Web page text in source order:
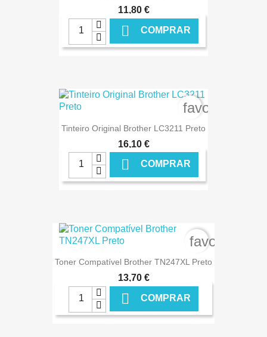
11,80 €
 COMPRAR
€ ONLINE
Tinteiro Original Brother LC3211 Preto
16,10 €
 COMPRAR
Toner Compatível Brother TN247XL Preto
13,70 €
 COMPRAR